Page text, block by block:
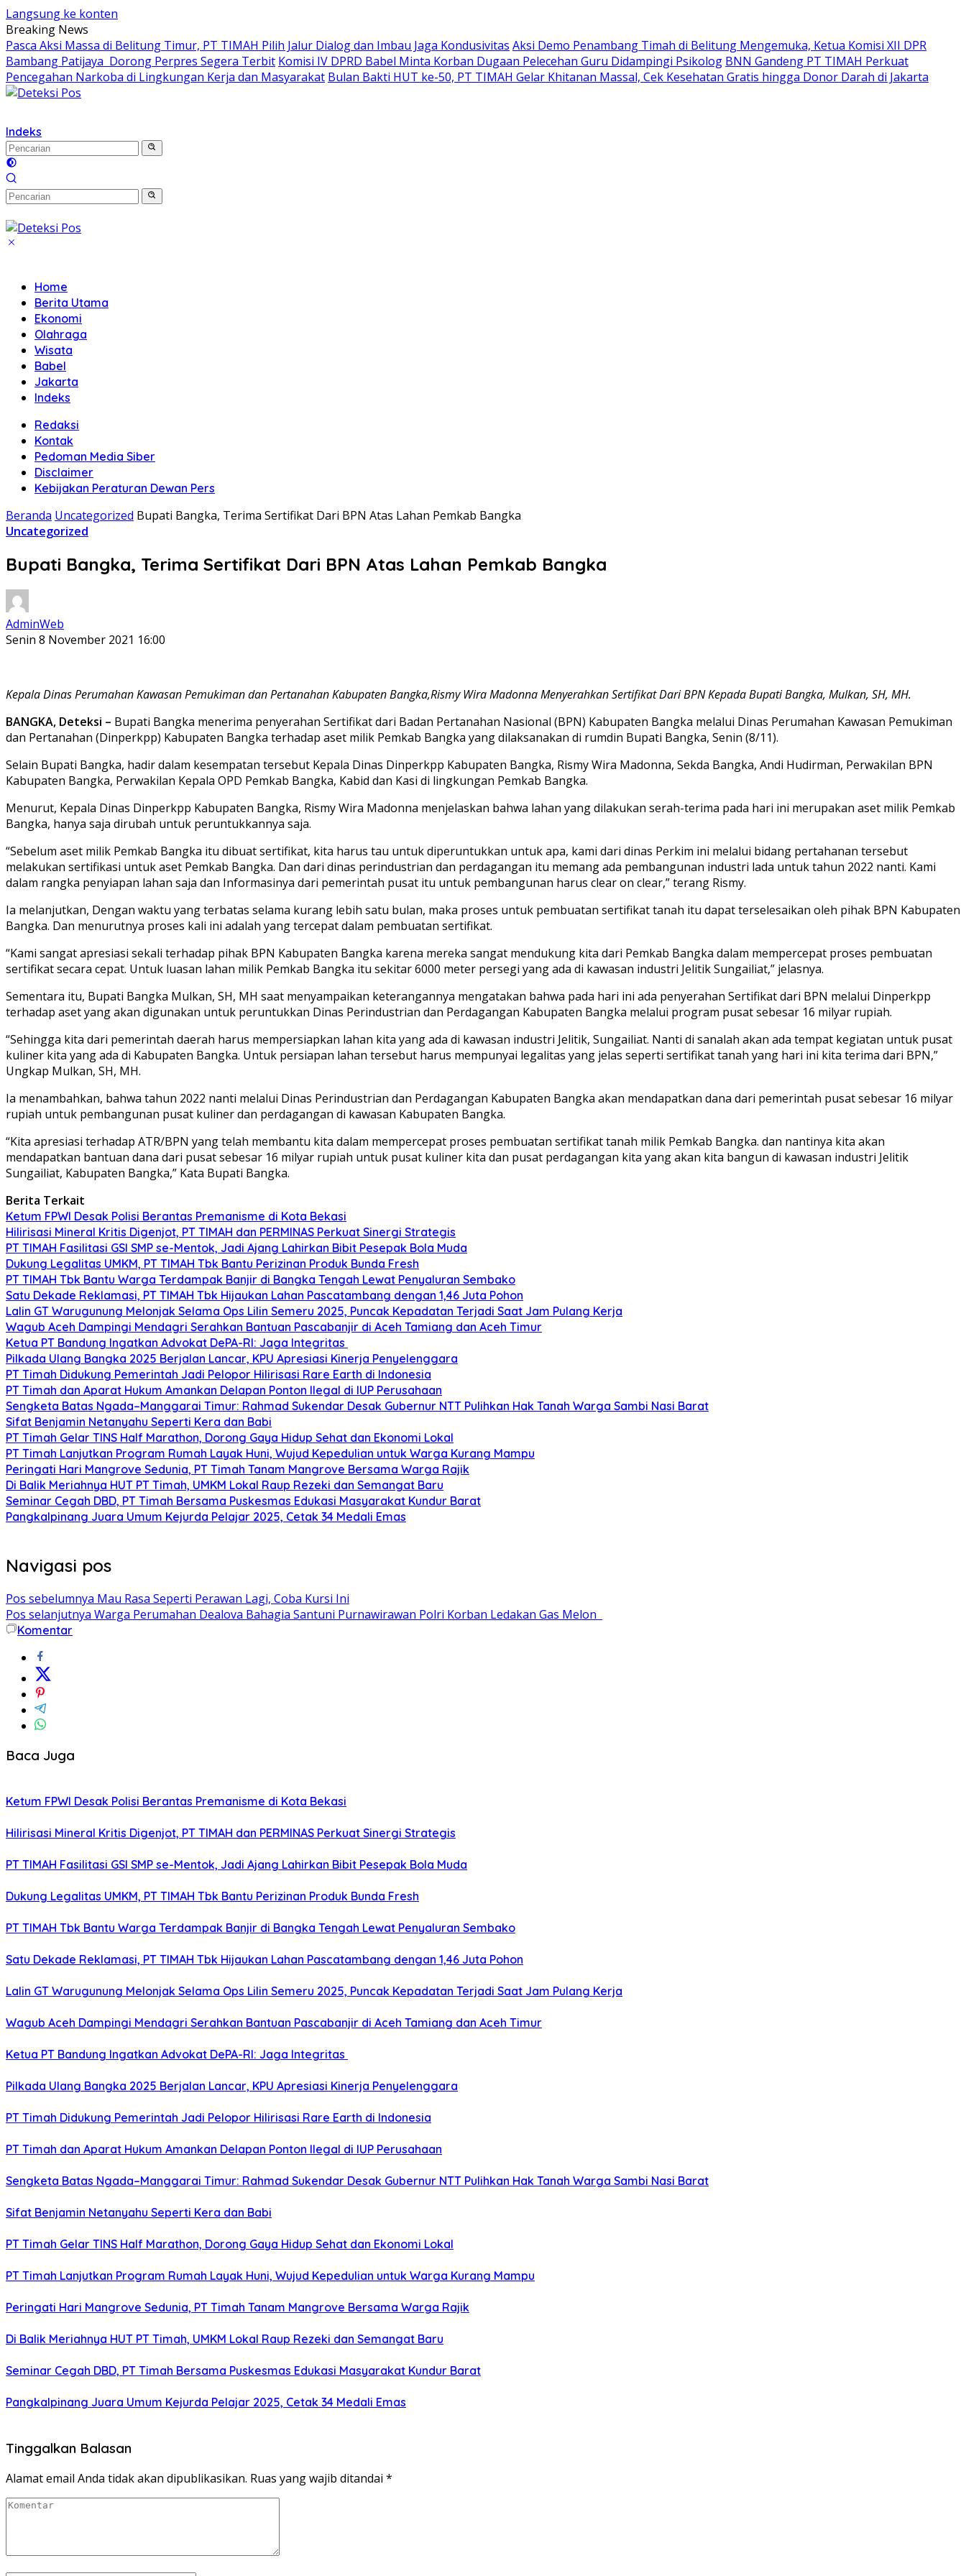
Langsung ke konten
Breaking News
Pasca Aksi Massa di Belitung Timur, PT TIMAH Pilih Jalur Dialog dan Imbau Jaga Kondusivitas Aksi Demo Penambang Timah di Belitung Mengemuka, Ketua Komisi XII DPR
Bambang Patijaya Dorong Perpres Segera Terbit Komisi IV DPRD Babel Minta Korban Dugaan Pelecehan Guru Didampingi Psikolog BNN Gandeng PT TIMAH Perkuat
Pencegahan Narkoba di Lingkungan Kerja dan Masyarakat Bulan Bakti HUT ke-50, PT TIMAH Gelar Khitanan Massal, Cek Kesehatan Gratis hingga Donor Darah di Jakarta
Indeks
Home
Berita Utama
Ekonomi
Olahraga
Wisata
Babel
Jakarta
Indeks
Redaksi
Kontak
Pedoman Media Siber
Disclaimer
Kebijakan Peraturan Dewan Pers
Beranda Uncategorized Bupati Bangka, Terima Sertifikat Dari BPN Atas Lahan Pemkab Bangka
Uncategorized
Bupati Bangka, Terima Sertifikat Dari BPN Atas Lahan Pemkab Bangka
AdminWeb
Senin 8 November 2021 16:00
Kepala Dinas Perumahan Kawasan Pemukiman dan Pertanahan Kabupaten Bangka,Rismy Wira Madonna Menyerahkan Sertifikat Dari BPN Kepada Bupati Bangka, Mulkan, SH, MH.
BANGKA, Deteksi – Bupati Bangka menerima penyerahan Sertifikat dari Badan Pertanahan Nasional (BPN) Kabupaten Bangka melalui Dinas Perumahan Kawasan Pemukiman
dan Pertanahan (Dinperkpp) Kabupaten Bangka terhadap aset milik Pemkab Bangka yang dilaksanakan di rumdin Bupati Bangka, Senin (8/11).
Selain Bupati Bangka, hadir dalam kesempatan tersebut Kepala Dinas Dinperkpp Kabupaten Bangka, Rismy Wira Madonna, Sekda Bangka, Andi Hudirman, Perwakilan BPN
Kabupaten Bangka, Perwakilan Kepala OPD Pemkab Bangka, Kabid dan Kasi di lingkungan Pemkab Bangka.
Menurut, Kepala Dinas Dinperkpp Kabupaten Bangka, Rismy Wira Madonna menjelaskan bahwa lahan yang dilakukan serah-terima pada hari ini merupakan aset milik Pemkab
Bangka, hanya saja dirubah untuk peruntukkannya saja.
“Sebelum aset milik Pemkab Bangka itu dibuat sertifikat, kita harus tau untuk diperuntukkan untuk apa, kami dari dinas Perkim ini melalui bidang pertahanan tersebut
melakukan sertifikasi untuk aset Pemkab Bangka. Dan dari dinas perindustrian dan perdagangan itu memang ada pembangunan industri lada untuk tahun 2022 nanti. Kami
dalam rangka penyiapan lahan saja dan Informasinya dari pemerintah pusat itu untuk pembangunan harus clear on clear,” terang Rismy.
Ia melanjutkan, Dengan waktu yang terbatas selama kurang lebih satu bulan, maka proses untuk pembuatan sertifikat tanah itu dapat terselesaikan oleh pihak BPN Kabupaten
Bangka. Dan menurutnya proses kali ini adalah yang tercepat dalam pembuatan sertifikat.
“Kami sangat apresiasi sekali terhadap pihak BPN Kabupaten Bangka karena mereka sangat mendukung kita dari Pemkab Bangka dalam mempercepat proses pembuatan
sertifikat secara cepat. Untuk luasan lahan milik Pemkab Bangka itu sekitar 6000 meter persegi yang ada di kawasan industri Jelitik Sungailiat,” jelasnya.
Sementara itu, Bupati Bangka Mulkan, SH, MH saat menyampaikan keterangannya mengatakan bahwa pada hari ini ada penyerahan Sertifikat dari BPN melalui Dinperkpp
terhadap aset yang akan digunakan untuk peruntukkan Dinas Perindustrian dan Perdagangan Kabupaten Bangka melalui program pusat sebesar 16 milyar rupiah.
“Sehingga kita dari pemerintah daerah harus mempersiapkan lahan kita yang ada di kawasan industri Jelitik, Sungailiat. Nanti di sanalah akan ada tempat kegiatan untuk pusat
kuliner kita yang ada di Kabupaten Bangka. Untuk persiapan lahan tersebut harus mempunyai legalitas yang jelas seperti sertifikat tanah yang hari ini kita terima dari BPN,”
Ungkap Mulkan, SH, MH.
Ia menambahkan, bahwa tahun 2022 nanti melalui Dinas Perindustrian dan Perdagangan Kabupaten Bangka akan mendapatkan dana dari pemerintah pusat sebesar 16 milyar
rupiah untuk pembangunan pusat kuliner dan perdagangan di kawasan Kabupaten Bangka.
“Kita apresiasi terhadap ATR/BPN yang telah membantu kita dalam mempercepat proses pembuatan sertifikat tanah milik Pemkab Bangka. dan nantinya kita akan
mendapatkan bantuan dana dari pusat sebesar 16 milyar rupiah untuk pusat kuliner kita dan pusat perdagangan kita yang akan kita bangun di kawasan industri Jelitik
Sungailiat, Kabupaten Bangka,” Kata Bupati Bangka.
Berita Terkait
Ketum FPWI Desak Polisi Berantas Premanisme di Kota Bekasi
Hilirisasi Mineral Kritis Digenjot, PT TIMAH dan PERMINAS Perkuat Sinergi Strategis
PT TIMAH Fasilitasi GSI SMP se-Mentok, Jadi Ajang Lahirkan Bibit Pesepak Bola Muda
Dukung Legalitas UMKM, PT TIMAH Tbk Bantu Perizinan Produk Bunda Fresh
PT TIMAH Tbk Bantu Warga Terdampak Banjir di Bangka Tengah Lewat Penyaluran Sembako
Satu Dekade Reklamasi, PT TIMAH Tbk Hijaukan Lahan Pascatambang dengan 1,46 Juta Pohon
Lalin GT Warugunung Melonjak Selama Ops Lilin Semeru 2025, Puncak Kepadatan Terjadi Saat Jam Pulang Kerja
Wagub Aceh Dampingi Mendagri Serahkan Bantuan Pascabanjir di Aceh Tamiang dan Aceh Timur
Ketua PT Bandung Ingatkan Advokat DePA-RI: Jaga Integritas
Pilkada Ulang Bangka 2025 Berjalan Lancar, KPU Apresiasi Kinerja Penyelenggara
PT Timah Didukung Pemerintah Jadi Pelopor Hilirisasi Rare Earth di Indonesia
PT Timah dan Aparat Hukum Amankan Delapan Ponton Ilegal di IUP Perusahaan
Sengketa Batas Ngada–Manggarai Timur: Rahmad Sukendar Desak Gubernur NTT Pulihkan Hak Tanah Warga Sambi Nasi Barat
Sifat Benjamin Netanyahu Seperti Kera dan Babi
PT Timah Gelar TINS Half Marathon, Dorong Gaya Hidup Sehat dan Ekonomi Lokal
PT Timah Lanjutkan Program Rumah Layak Huni, Wujud Kepedulian untuk Warga Kurang Mampu
Peringati Hari Mangrove Sedunia, PT Timah Tanam Mangrove Bersama Warga Rajik
Di Balik Meriahnya HUT PT Timah, UMKM Lokal Raup Rezeki dan Semangat Baru
Seminar Cegah DBD, PT Timah Bersama Puskesmas Edukasi Masyarakat Kundur Barat
Pangkalpinang Juara Umum Kejurda Pelajar 2025, Cetak 34 Medali Emas
Navigasi pos
Pos sebelumnya Mau Rasa Seperti Perawan Lagi, Coba Kursi Ini
Pos selanjutnya Warga Perumahan Dealova Bahagia Santuni Purnawirawan Polri Korban Ledakan Gas Melon
Komentar
Baca Juga
Ketum FPWI Desak Polisi Berantas Premanisme di Kota Bekasi
Hilirisasi Mineral Kritis Digenjot, PT TIMAH dan PERMINAS Perkuat Sinergi Strategis
PT TIMAH Fasilitasi GSI SMP se-Mentok, Jadi Ajang Lahirkan Bibit Pesepak Bola Muda
Dukung Legalitas UMKM, PT TIMAH Tbk Bantu Perizinan Produk Bunda Fresh
PT TIMAH Tbk Bantu Warga Terdampak Banjir di Bangka Tengah Lewat Penyaluran Sembako
Satu Dekade Reklamasi, PT TIMAH Tbk Hijaukan Lahan Pascatambang dengan 1,46 Juta Pohon
Lalin GT Warugunung Melonjak Selama Ops Lilin Semeru 2025, Puncak Kepadatan Terjadi Saat Jam Pulang Kerja
Wagub Aceh Dampingi Mendagri Serahkan Bantuan Pascabanjir di Aceh Tamiang dan Aceh Timur
Ketua PT Bandung Ingatkan Advokat DePA-RI: Jaga Integritas
Pilkada Ulang Bangka 2025 Berjalan Lancar, KPU Apresiasi Kinerja Penyelenggara
PT Timah Didukung Pemerintah Jadi Pelopor Hilirisasi Rare Earth di Indonesia
PT Timah dan Aparat Hukum Amankan Delapan Ponton Ilegal di IUP Perusahaan
Sengketa Batas Ngada–Manggarai Timur: Rahmad Sukendar Desak Gubernur NTT Pulihkan Hak Tanah Warga Sambi Nasi Barat
Sifat Benjamin Netanyahu Seperti Kera dan Babi
PT Timah Gelar TINS Half Marathon, Dorong Gaya Hidup Sehat dan Ekonomi Lokal
PT Timah Lanjutkan Program Rumah Layak Huni, Wujud Kepedulian untuk Warga Kurang Mampu
Peringati Hari Mangrove Sedunia, PT Timah Tanam Mangrove Bersama Warga Rajik
Di Balik Meriahnya HUT PT Timah, UMKM Lokal Raup Rezeki dan Semangat Baru
Seminar Cegah DBD, PT Timah Bersama Puskesmas Edukasi Masyarakat Kundur Barat
Pangkalpinang Juara Umum Kejurda Pelajar 2025, Cetak 34 Medali Emas
Tinggalkan Balasan
Alamat email Anda tidak akan dipublikasikan. Ruas yang wajib ditandai *